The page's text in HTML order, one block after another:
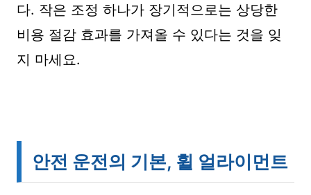
다. 작은 조정 하나가 장기적으로는 상당한
비용 절감 효과를 가져올 수 있다는 것을 잊
지 마세요.
안전 운전의 기본, 휠 얼라이먼트